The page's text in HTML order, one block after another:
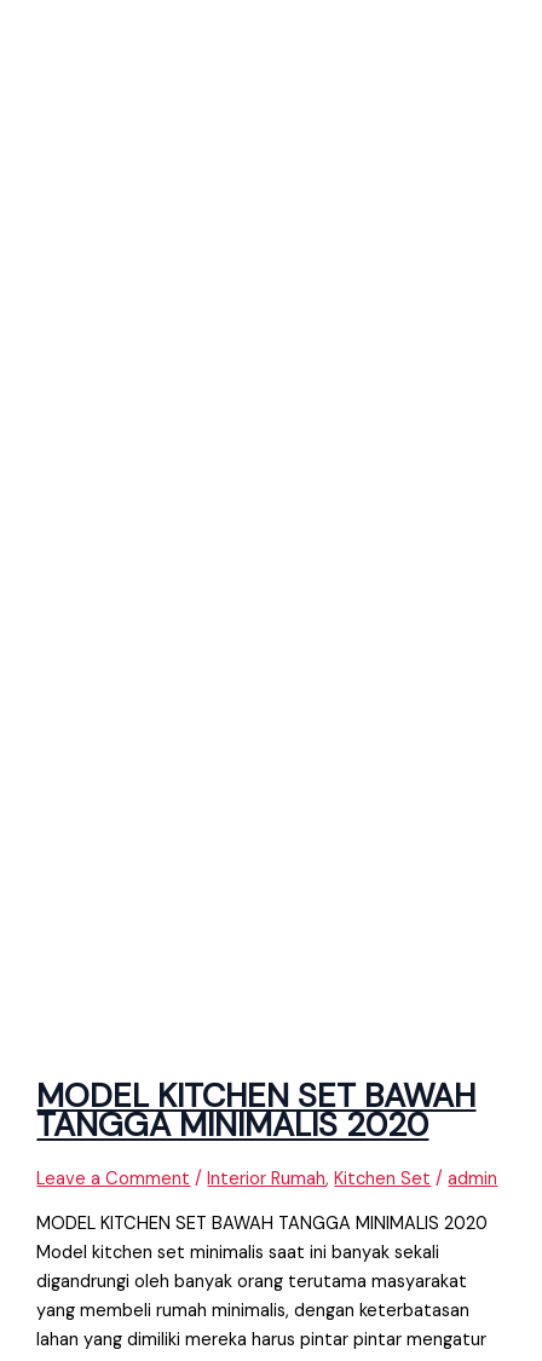
MODEL KITCHEN SET BAWAH
TANGGA MINIMALIS 2020
Leave a Comment /Interior Rumah,Kitchen Set /admin
MODEL KITCHEN SET BAWAH TANGGA MINIMALIS 2020
Model kitchen set minimalis saat ini banyak sekali
digandrungi oleh banyak orang terutama masyarakat
yang membeli rumah minimalis, dengan keterbatasan
lahan yang dimiliki mereka harus pintar pintar mengatur